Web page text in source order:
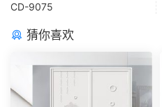
CD-9075
猜你喜欢